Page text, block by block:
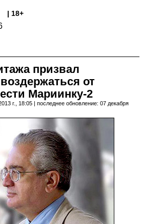
| 18+
призвал
от
Мариинку-2
г., 18:05 | последнее обновление: 07 декабря